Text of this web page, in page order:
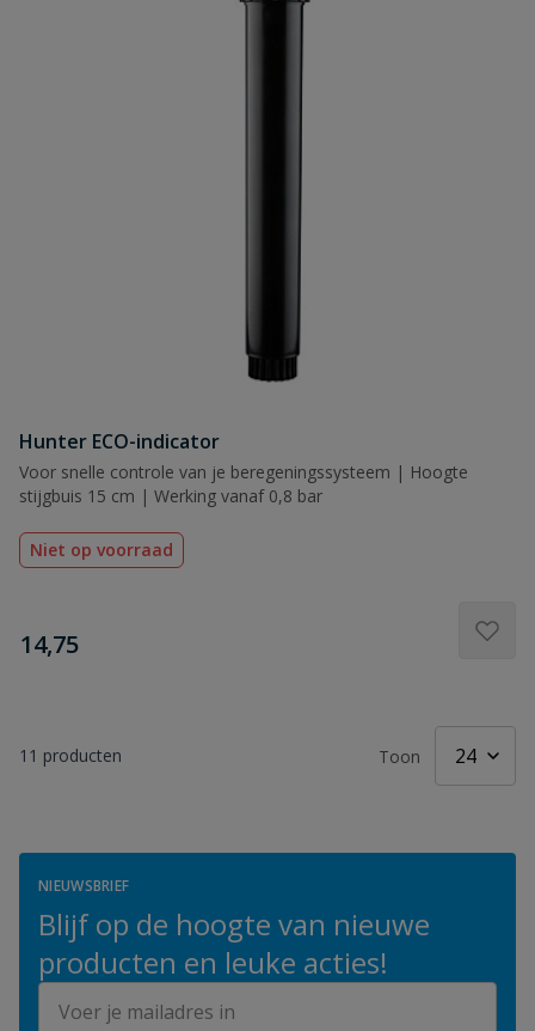
Hunter ECO-indicator
Voor snelle controle van je beregeningssysteem | Hoogte
stijgbuis 15 cm | Werking vanaf 0,8 bar
Niet op voorraad
€
14,75
11 producten Toon
NIEUWSBRIEF
Blijf op de hoogte van nieuwe
producten en leuke acties!